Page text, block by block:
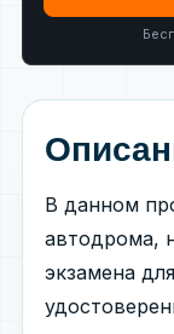
В данном
автодрома,
экзамена